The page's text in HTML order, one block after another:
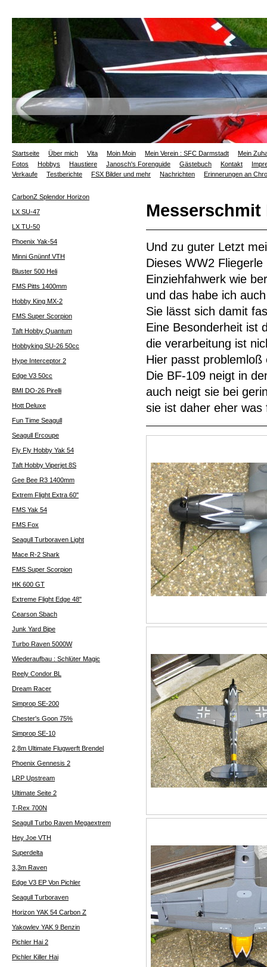
Startseite Über mich Vita Moin Moin Mein Verein : SFC Darmstadt
Mein
Fotos
Hobbys Haustiere Janosch's Forenguide Gästebuch Kontakt
Verkaufe
Testberichte FSX Bilder und mehr Nachrichten Erinnerungen an
Messerschmit
Und zu guter Letzt
Dieses WW2
Einziehfahwerk wie
und das habe ich
Sie lässt sich damit
Eine Besonderheit ist
die verarbeitung ist
Hier passt
Die BF-109 neigt in
auch neigt sie bei
sie ist daher eher
CarbonZ Splendor Horizon
LX SU-47
LX TU-50
Phoenix Yak-54
Minni Gnünnf VTH
Bluster 500 Heli
FMS Pitts 1400mm
Hobby King MX-2
FMS Super Scorpion
Taft Hobby Quantum
Hobbyking SU-26 50cc
Hype Interceptor 2
Edge V3 50cc
BMI DO-26 Pirelli
Hott Deluxe
Fun Time Seagull
Seagull Ercoupe
Fly Fly Hobby Yak 54
Taft Hobby Viperjet 8S
Gee Bee R3 1400mm
Extrem Flight Extra 60"
FMS Yak 54
FMS Fox
Seagull Turboraven Light
Mace R-2 Shark
FMS Super Scorpion
HK 600 GT
Extreme Flight Edge 48"
Cearson Sbach
Junk Yard Bipe
Turbo Raven 5000W
Wiederaufbau : Schlüter Magic
Reely Condor BL
Dream Racer
Simprop SE-200
Chester's Goon 75%
Simprop SE-10
2,8m Ultimate Flugwerft Brendel
Phoenix Gennesis 2
LRP Upstream
Ultimate Seite 2
T-Rex 700N
Seagull Turbo Raven Megaextrem
Hey Joe VTH
Superdelta
3,3m Raven
Edge V3 EP Von Pichler
Seagull Turboraven
Horizon YAK 54 Carbon Z
Yakowlev YAK 9 Benzin
Pichler Hai 2
Pichler Killer Hai